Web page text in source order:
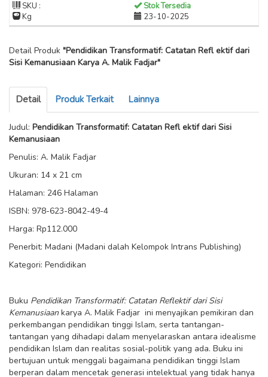
SKU :
Stok Tersedia
Kg
23-10-2025
Detail Produk "Pendidikan Transformatif: Catatan Refl ektif dari
Sisi Kemanusiaan Karya A. Malik Fadjar"
Detail Produk Terkait Lainnya
Judul: Pendidikan Transformatif: Catatan Refl ektif dari Sisi
Kemanusiaan
Penulis: A. Malik Fadjar
Ukuran: 14 x 21 cm
Halaman: 246 Halaman
ISBN: 978-623-8042-49-4
Harga: Rp112.000
Penerbit: Madani (Madani dalah Kelompok Intrans Publishing)
Kategori: Pendidikan
Buku Pendidikan Transformatif: Catatan Reflektif dari Sisi
Kemanusiaan karya A. Malik Fadjar ini menyajikan pemikiran dan
perkembangan pendidikan tinggi Islam, serta tantangan-
tantangan yang dihadapi dalam menyelaraskan antara idealisme
pendidikan Islam dan realitas sosial-politik yang ada. Buku ini
bertujuan untuk menggali bagaimana pendidikan tinggi Islam
berperan dalam mencetak generasi intelektual yang tidak hanya